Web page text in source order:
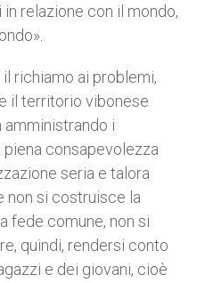
relazione con il mondo,
richiamo ai problemi,
il territorio vibonese
i
consapevolezza
seria e talora
non si costruisce la
fede comune, non si
quindi, rendersi conto
e dei giovani, cioè